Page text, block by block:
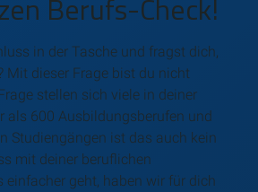
Berufs-Check!
in der Tasche und fragst dich,
Mit dieser Frage bist du nicht
stellen sich viele in deiner
als 600 Ausbildungsberufen und
Studiengängen ist das auch kein
mit deiner beruflichen
einfacher geht, haben wir für dich